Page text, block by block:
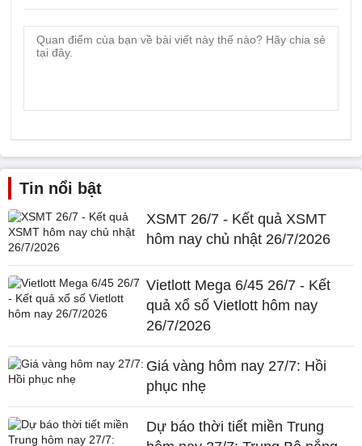
Tin nổi bật
XSMT 26/7 - Kết quả XSMT
hôm nay chủ nhật 26/7/2026
Vietlott Mega 6/45 26/7 - Kết
quả xổ số Vietlott hôm nay
26/7/2026
Giá vàng hôm nay 27/7: Hồi
phục nhẹ
Dự báo thời tiết miền Trung